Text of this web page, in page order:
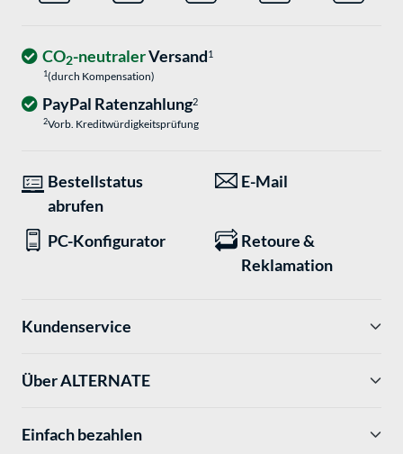
CO2-neutralerVersand1
1(durch Kompensation)
PayPal Ratenzahlung2
2Vorb. Kreditwürdigkeitsprüfung
Bestellstatus
abrufen
E-Mail
PC-Konfigurator
Retoure &
Reklamation
Kundenservice
Über ALTERNATE
Einfach bezahlen